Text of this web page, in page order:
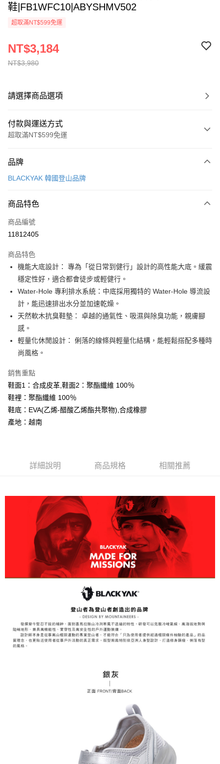
鞋|FB1WFC10|ABYSHMV502
超取滿NT$599免運
NT$3,980
NT$3,184
請選擇商品選項
付款與運送方式
超取滿NT$599免運
信用卡一次付款
LINE Pay
Apple Pay
悠遊付
Google Pay
全盈+PAY
大哥付你分期
相關說明
【大哥付你分期使用說明】
1.本服務由台灣大哥大提供，台灣大哥大用戶可立即使用無須另外申請。
2.付款方式選擇「大哥付你分期」，訂單成立後會自動跳轉到大哥付的交易
成交易。
3.實際核准額度、可分期數及費用金額請依後續交易確認頁面所載為準。
4.訂單成立30分鐘內，如未前往確認交易或遇審核未通過，訂單將自動取
消。如遇「轉專審核」未通過狀況，表示未達大哥付你分期系統評分，恕無
法說明評估內容。
1.分期款項不併入電信帳單，「大哥付你分期」於每月結算日後寄送繳費提
【注意事項】
買賣價金債權讓與本公司後，依約使用本公司帳單繳交帳款。
2.基於同意付款使用「大哥付你分期」之契約關係目的，商店將以您的個人
資料（包含姓名、電話或地址）提供予台灣大哥大進項蒐集、處理及利用，
由本公司與您本人進行分期帳單所需資料之確認、核對及更正。
3.完整用戶服務條款，請詳閱以下連結：https://oppay.tw/userRule
AFTEE先享後付
相關說明
AFTEE先享後付是「在收到商品之後才付款」的支付方式。 讓您購物簡單
便利好安心！
１．簡單：不需註冊會員、不需綁卡、不需儲值。
２．便利：只要手機號碼，簡訊認證，即可結帳。
３．安心：先確認商品／服務後，再付款。
３．收到繳費通知簡訊後14天內，點擊此簡訊中的連結，可透過四大超商／
後付繳納相關費用。
※ 交易是否成功請以「AFTEE先享後付 」之結帳頁面顯示為準，若有關於
是否繳費成功／繳費後需取消欲退款等相關疑問，請聯繫「AFTEE先享後付
客戶支援中心」 https://netprotections.freshdesk.com/support/home
【注意事項】
１．透過由恩沛科技股份有限公司提供之「AFTEE先享後付」服務完成之交
易，需依本服務之必要範圍內提供個人資料，並將交易相關給付款項請求債
權轉讓予恩沛科技股份有限公司。
２．關於個人資料處理事宜，請瀏覽以下網址：
https://aftee.tw/terms/#terms3
３．未成年的使用者請事先徵得法定代理人或監護人之同意方可使用
「AFTEE先享後付」，若未經同意申辦者引起之損失，本公司不負相關責
４．使用「AFTEE先享後付」時，將依據個別帳號之用戶狀況，依本公司即
時審查核予不同之上限額度；若仍有額度不足之情形，本公司將視審查結果
請求用戶進行身份認證。
ATM付款
運送方式
全家取貨付款
每筆NT$60，滿NT$599(含以上)免運費
付款後萊爾富取貨
每筆NT$60，滿NT$799(含以上)免運費
7-11取貨付款
每筆NT$60，滿NT$799(含以上)免運費
付款後7-11取貨
每筆NT$60，滿NT$799(含以上)免運費
每筆NT$70，滿NT$799(含以上)免運費
品牌
BLACKYAK 韓國登山品牌
商品特色
商品編號
11812405
商品特色
機能大底設計： 專為「從日常到健行」設計的高性能大底。緩震
穩定性好，適合都會徒步或輕健行。
Water-Hole 專利排水系統：中底採用獨特的 Water-Hole 導流設
計，能迅速排出水分並加速乾燥。
天然軟木抗臭鞋墊： 卓越的通氣性、吸濕與除臭功能，親膚腳
感。
輕量化休閒設計： 俐落的線條與輕量化結構，能輕鬆搭配多種時
尚風格。
銷售重點
鞋面1：合成皮革,鞋面2：聚酯纖維 100％
鞋裡：聚酯纖維 100％
鞋底：EVA(乙烯-醋酸乙烯酯共聚物),合成橡膠
產地：越南
詳細說明 商品規格 相關推薦